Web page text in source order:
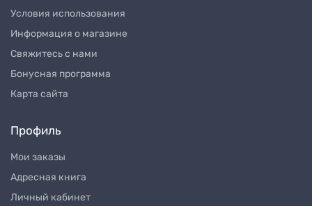
Условия использования
Информация о магазине
Свяжитесь с нами
Бонусная программа
Карта сайта
Профиль
Мои заказы
Адресная книга
Личный кабинет